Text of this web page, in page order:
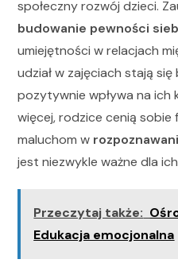
społeczny rozwój dzieci.
budowanie pewności
umiejętności w relacjach
udział w zajęciach stają się
pozytywnie wpływa na ich
więcej, rodzice cenią
maluchom w
jest niezwykle ważne dla
Przeczytaj także:
Edukacja emocjonalna